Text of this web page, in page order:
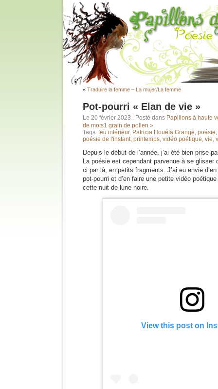
« Traduire la femme – La mujer/La femme
Pot-pourri « Elan de vie »
Le 20 février 2023 . Posté dans Papillons à haute
de mots1 grain de pollen »
Tags: feu intérieur, Patricia Houéfa Grange, poésie,
poésie de l'instant, printemps, vidéo poétique, vie,
Depuis le début de l’année, j’ai été bien prise
La poésie est cependant parvenue à se glisser
ci par là, en petits fragments. J’ai eu envie
pot-pourri et d’en faire une petite vidéo
cette nuit de lune noire.
View this post on